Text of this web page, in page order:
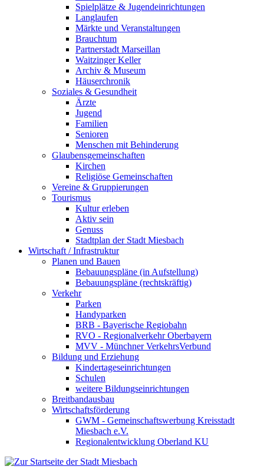
Spielplätze & Jugendeinrichtungen
Langlaufen
Märkte und Veranstaltungen
Brauchtum
Partnerstadt Marseillan
Waitzinger Keller
Archiv & Museum
Häuserchronik
Soziales & Gesundheit
Ärzte
Jugend
Familien
Senioren
Menschen mit Behinderung
Glaubensgemeinschaften
Kirchen
Religiöse Gemeinschaften
Vereine & Gruppierungen
Tourismus
Kultur erleben
Aktiv sein
Genuss
Stadtplan der Stadt Miesbach
Wirtschaft / Infrastruktur
Planen und Bauen
Bebauungspläne (in Aufstellung)
Bebauungspläne (rechtskräftig)
Verkehr
Parken
Handyparken
BRB - Bayerische Regiobahn
RVO - Regionalverkehr Oberbayern
MVV - Münchner VerkehrsVerbund
Bildung und Erziehung
Kindertageseinrichtungen
Schulen
weitere Bildungseinrichtungen
Breitbandausbau
Wirtschaftsförderung
GWM - Gemeinschaftswerbung Kreisstadt
Miesbach e.V.
Regionalentwicklung Oberland KU